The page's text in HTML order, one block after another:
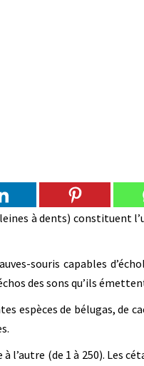
à dents) constituent
souris capables
des sons qu’ils
espèces de bélugas, de
l’autre (de 1 à 250). Les